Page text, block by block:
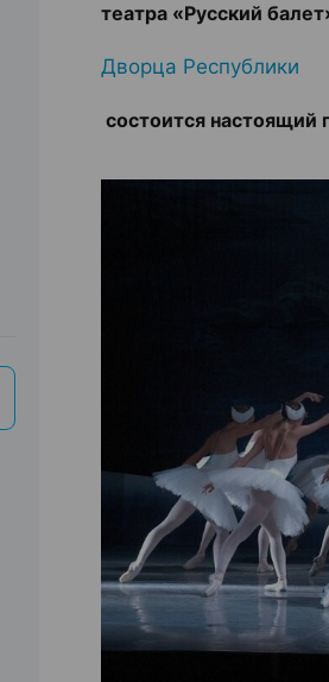
театра «Русский
Дворца Республики
состоится настоящий